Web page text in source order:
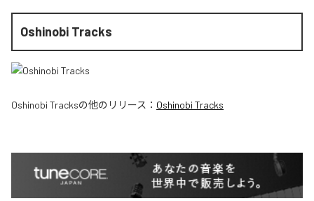
Oshinobi Tracks
Oshinobi Tracksの他のリリース： Oshinobi Tracks